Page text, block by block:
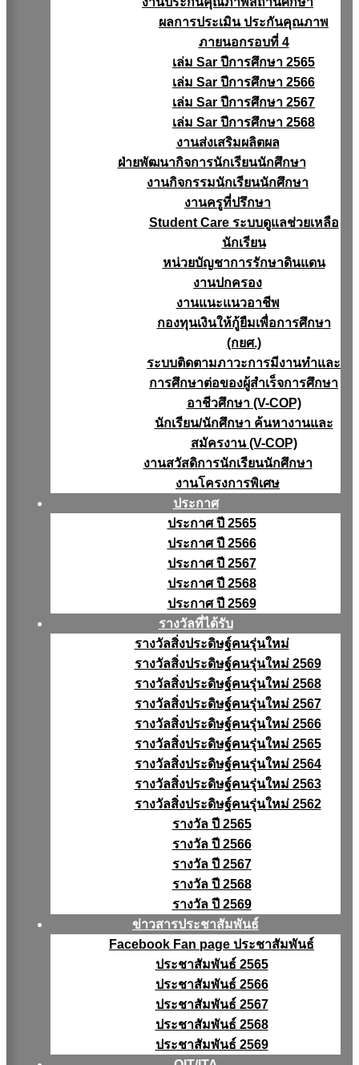
ผลการประเมิน ประกันคุณภาพ
ภายนอกรอบที่ 4
เล่ม Sar ปีการศึกษา 2565
เล่ม Sar ปีการศึกษา 2566
เล่ม Sar ปีการศึกษา 2567
เล่ม Sar ปีการศึกษา 2568
งานส่งเสริมผลิตผล
ฝ่ายพัฒนากิจการนักเรียนนักศึกษา
งานกิจกรรมนักเรียนนักศึกษา
งานครูที่ปรึกษา
Student Care ระบบดูแลช่วยเหลือ
นักเรียน
หน่วยบัญชาการรักษาดินแดน
งานปกครอง
งานแนะแนวอาชีพ
กองทุนเงินให้กู้ยืมเพื่อการศึกษา
(กยศ.)
ระบบติดตามภาวะการมีงานทำและ
การศึกษาต่อของผู้สำเร็จการศึกษา
อาชีวศึกษา (V-COP)
นักเรียน/นักศึกษา ค้นหางานและ
สมัครงาน (V-COP)
งานสวัสดิการนักเรียนนักศึกษา
งานโครงการพิเศษ
ประกาศ
ประกาศ ปี 2565
ประกาศ ปี 2566
ประกาศ ปี 2567
ประกาศ ปี 2568
ประกาศ ปี 2569
รางวัลที่ได้รับ
รางวัลสิ่งประดิษฐ์คนรุ่นใหม่
รางวัลสิ่งประดิษฐ์คนรุ่นใหม่ 2569
รางวัลสิ่งประดิษฐ์คนรุ่นใหม่ 2568
รางวัลสิ่งประดิษฐ์คนรุ่นใหม่ 2567
รางวัลสิ่งประดิษฐ์คนรุ่นใหม่ 2566
รางวัลสิ่งประดิษฐ์คนรุ่นใหม่ 2565
รางวัลสิ่งประดิษฐ์คนรุ่นใหม่ 2564
รางวัลสิ่งประดิษฐ์คนรุ่นใหม่ 2563
รางวัลสิ่งประดิษฐ์คนรุ่นใหม่ 2562
รางวัล ปี 2565
รางวัล ปี 2566
รางวัล ปี 2567
รางวัล ปี 2568
รางวัล ปี 2569
ข่าวสารประชาสัมพันธ์
Facebook Fan page ประชาสัมพันธ์
ประชาสัมพันธ์ 2565
ประชาสัมพันธ์ 2566
ประชาสัมพันธ์ 2567
ประชาสัมพันธ์ 2568
ประชาสัมพันธ์ 2569